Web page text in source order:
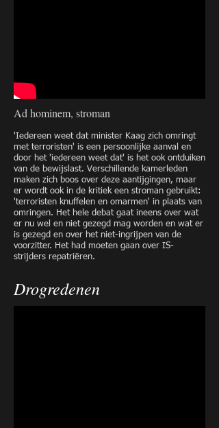
Ad hominem, stroman
'Iedereen weet dat minister Kaag zich omringt
met terroristen' is een persoonlijke aanval en
door het 'iedereen weet dat' is het ook ontduiken
van de bewijslast. Verschillende kamerleden
maken zich boos over deze aantijgingen, maar
er wordt ook in de kritiek een stroman gebruikt:
'terroristen knuffelen en omarmen' in plaats van
omringen. Het hele debat gaat ineens over wat
er nu wel en niet gezegd mag worden en wat er
is gezegd en over het niet-ingrijpen van de
voorzitter. Het had moeten gaan over IS-
strijders repatriëren.
Drogredenen